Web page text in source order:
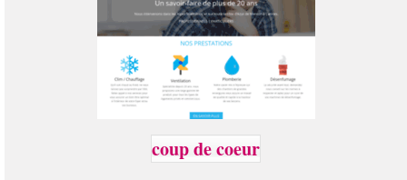
coup de coeur